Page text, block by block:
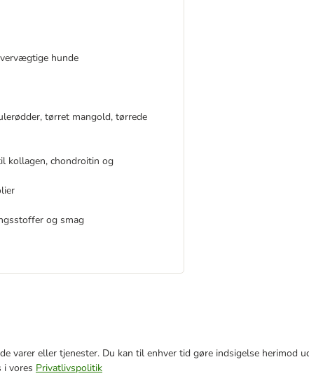
hunde
tørret mangold, tørrede
kollagen, chondroitin og
og smag
eller tjenester. Du kan til enhver tid gøre indsigelse herimod
i vores Privatlivspolitik